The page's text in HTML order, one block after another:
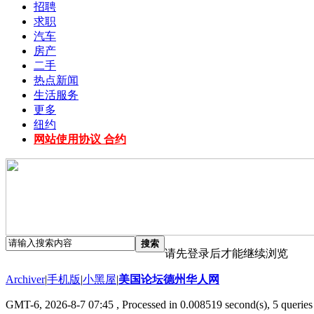
招聘
求职
汽车
房产
二手
热点新闻
生活服务
更多
纽约
网站使用协议 合约
搜索
请先登录后才能继续浏览
Archiver|手机版|小黑屋|美国论坛德州华人网
GMT-6, 2026-8-7 07:45 , Processed in 0.008519 second(s), 5